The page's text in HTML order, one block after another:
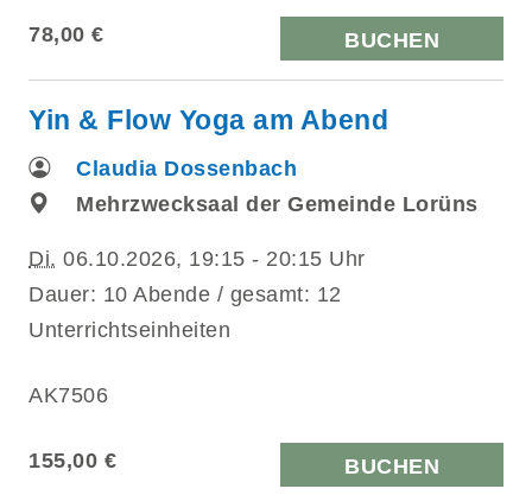
78,00 € BUCHEN
Yin & Flow Yoga am Abend
Claudia Dossenbach
Mehrzwecksaal der Gemeinde Lorüns
Di. 06.10.2026, 19:15 - 20:15 Uhr
Dauer: 10 Abende / gesamt: 12
Unterrichtseinheiten
AK7506
155,00 € BUCHEN